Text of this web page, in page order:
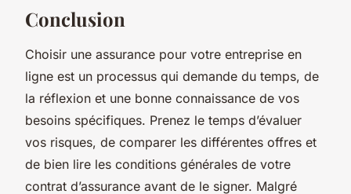
Conclusion
Choisir une assurance pour votre entreprise en
ligne est un processus qui demande du temps, de
la réflexion et une bonne connaissance de vos
besoins spécifiques. Prenez le temps d’évaluer
vos risques, de comparer les différentes offres et
de bien lire les conditions générales de votre
contrat d’assurance avant de le signer. Malgré